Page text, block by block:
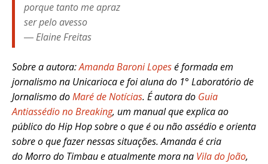
porque tanto me apraz
ser pelo avesso
― Elaine Freitas
Sobre a autora:Amanda Baroni Lopesé formada em
jornalismo na Unicarioca e foi aluna do 1° Laboratório de
Jornalismo doMaré de Notícias. É autora do Guia
Antiassédio no Breaking, um manual que explica ao
público do Hip Hop sobre o que é ou não assédio e orienta
sobre o que fazer nessas situações. Amanda é cria
do Morro do Timbau e atualmente mora na Vila do João,